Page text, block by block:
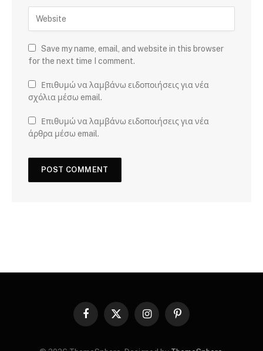
Save my name, email, and website in this browser
for the next time I comment.
Επιθυμώ να λαμβάνω ειδοποιήσεις για νέα
σχόλια μέσω email.
Επιθυμώ να λαμβάνω ειδοποιήσεις για νέα
άρθρα μέσω email.
Facebook
X
InstagramPinterest